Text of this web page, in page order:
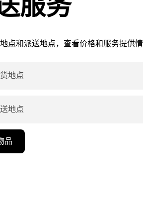
点和派送地点，查看价格和服务提供
地点
地点
品